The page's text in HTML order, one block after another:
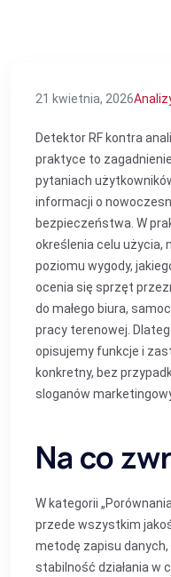
21 kwietnia, 2026
Detektor RF kontra
praktyce to
pytaniach
informacji o
bezpieczeństwa. W
określenia celu użycia,
poziomu wygody,
ocenia się sprzęt
do małego biura,
pracy terenowej.
opisujemy funkcje i
konkretny, bez
sloganów
Na co
W kategorii
przede wszystkim
metodę zapisu
stabilność działania w